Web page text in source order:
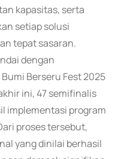
kapasitas, serta
setiap solusi
tepat sasaran.
dengan
Berseru Fest 2025
ini, 47 semifinalis
implementasi program
proses tersebut,
yang dinilai berhasil